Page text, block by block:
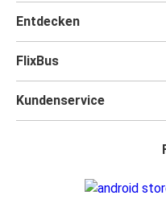
Entdecken
FlixBus
Kundenservice